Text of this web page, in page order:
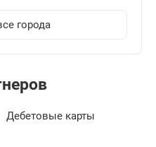
города
Дебетовые карты